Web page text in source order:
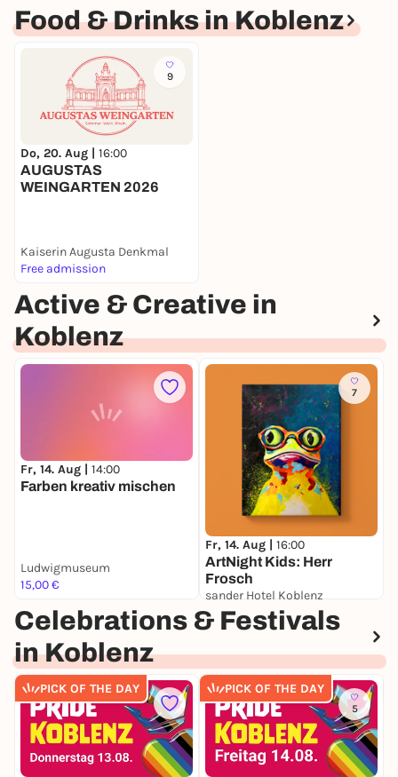
Food & Drinks in Koblenz
9
Do, 20. Aug | 16:00
AUGUSTAS
WEINGARTEN 2026
Kaiserin Augusta Denkmal
Free admission
Active & Creative in
Koblenz
Fr, 14. Aug | 14:00
Farben kreativ mischen
Ludwigmuseum
15,00 €
7
Fr, 14. Aug | 16:00
ArtNight Kids: Herr
Frosch
sander Hotel Koblenz
39,00 €
Celebrations & Festivals
in Koblenz
PICK OF THE DAY PICK OF THE DAY
5